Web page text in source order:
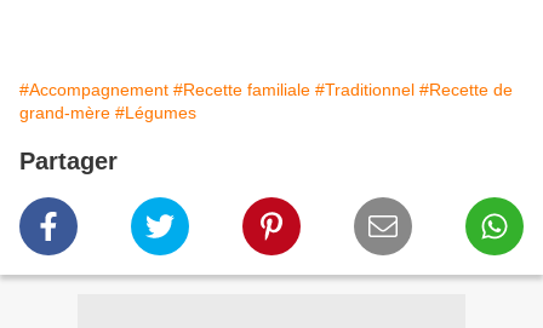
#Accompagnement #Recette familiale #Traditionnel #Recette de
grand-mère #Légumes
Partager